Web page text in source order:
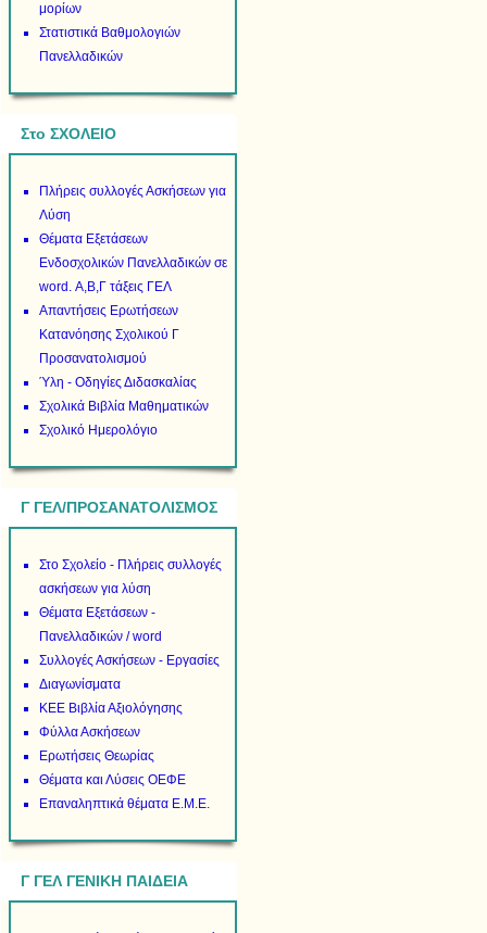
μορίων
Στατιστικά Βαθμολογιών
Πανελλαδικών
Στο ΣΧΟΛΕΙΟ
Πλήρεις συλλογές Ασκήσεων για
Λύση
Θέματα Εξετάσεων
Ενδοσχολικών Πανελλαδικών σε
word. Α,Β,Γ τάξεις ΓΕΛ
Απαντήσεις Ερωτήσεων
Κατανόησης Σχολικού Γ
Προσανατολισμού
Ύλη - Οδηγίες Διδασκαλίας
Σχολικά Βιβλία Μαθηματικών
Σχολικό Ημερολόγιο
Γ ΓΕΛ/ΠΡΟΣΑΝΑΤΟΛΙΣΜΟΣ
Στο Σχολείο - Πλήρεις συλλογές
ασκήσεων για λύση
Θέματα Εξετάσεων -
Πανελλαδικών / word
Συλλογές Ασκήσεων - Εργασίες
Διαγωνίσματα
ΚΕΕ Βιβλία Αξιολόγησης
Φύλλα Ασκήσεων
Ερωτήσεις Θεωρίας
Θέματα και Λύσεις ΟΕΦΕ
Επαναληπτικά θέματα Ε.Μ.Ε.
Γ ΓΕΛ ΓΕΝΙΚΗ ΠΑΙΔΕΙΑ